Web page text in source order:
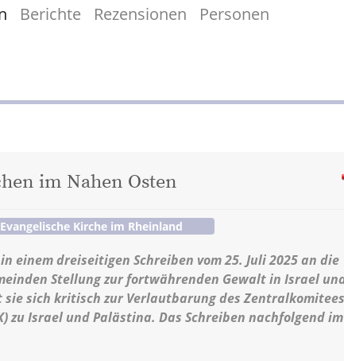
Berichte Rezensionen Personen
im Nahen Osten
Evangelische Kirche im Rheinland
einem dreiseitigen Schreiben vom 25. Juli 2025 an die
Stellung zur fortwährenden Gewalt in Israel
sich kritisch zur Verlautbarung des Zentralkomitees
zu Israel und Palästina. Das Schreiben nachfolgend im